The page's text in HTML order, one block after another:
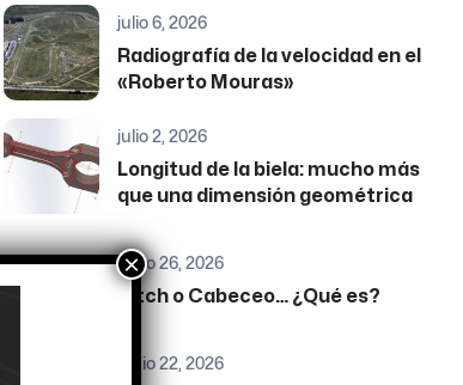
julio 6, 2026
Radiografía de la velocidad en el
«Roberto Mouras»
julio 2, 2026
Longitud de la biela: mucho más
que una dimensión geométrica
junio 26, 2026
Pitch o Cabeceo… ¿Qué es?
junio 22, 2026
×